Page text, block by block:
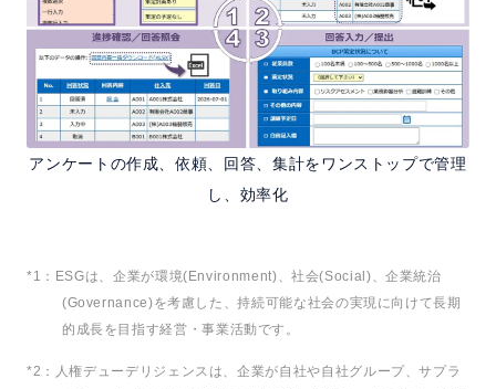
アンケートの作成、依頼、回答、集計をワンストップで管理
し、効率化
*1：ESGは、企業が環境(Environment)、社会(Social)、企業統治
(Governance)を考慮した、持続可能な社会の実現に向けて長期
的成長を目指す経営・事業活動です。
*2：人権デューデリジェンスは、企業が自社や自社グループ、サプラ